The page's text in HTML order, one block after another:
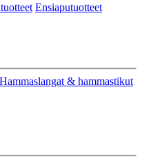
Ensiaputuotteet
Hammaslangat & hammastikut